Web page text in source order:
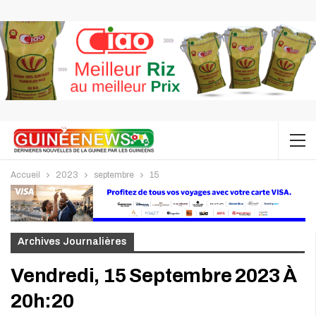
Accueil 2023 septembre 15
Archives Journalières
Vendredi, 15 Septembre 2023 À
20h:20